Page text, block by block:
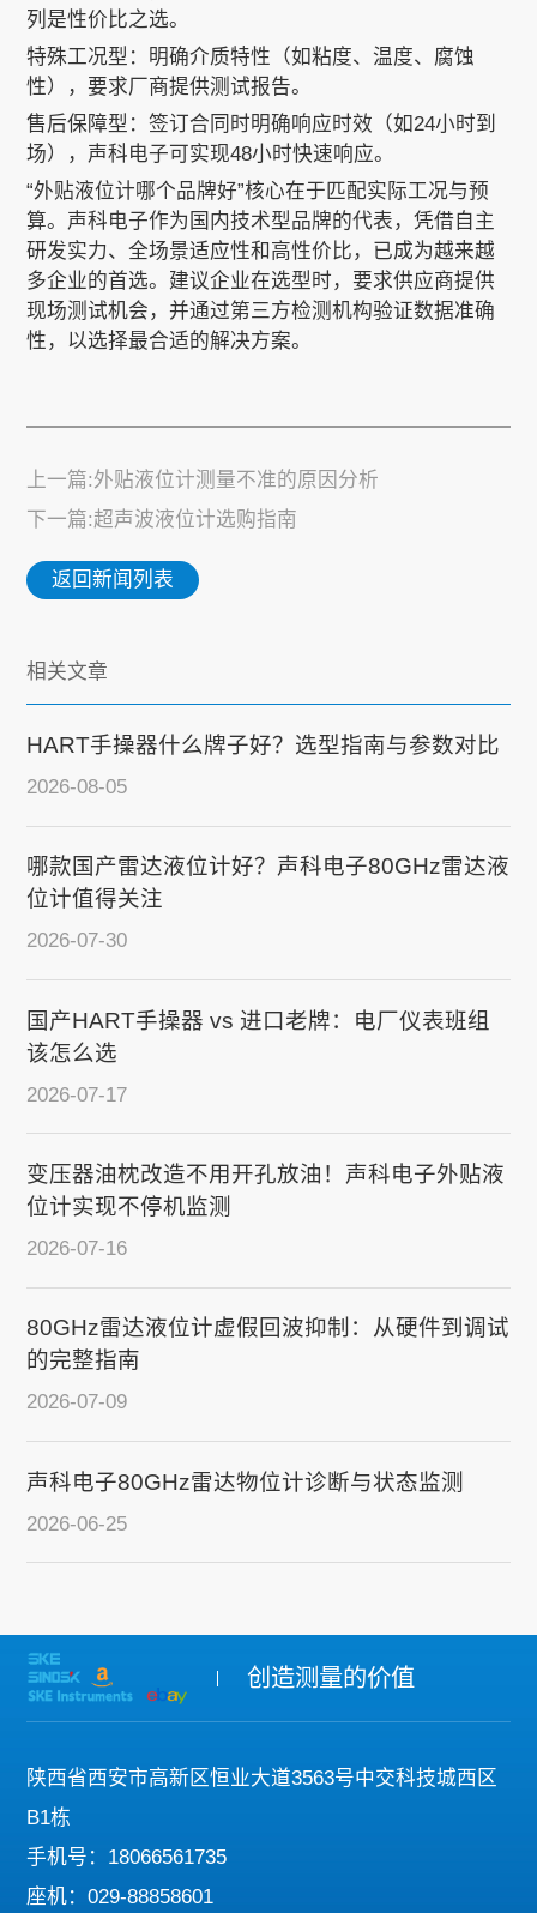
列是性价比之选。
特殊工况型：明确介质特性（如粘度、温度、腐蚀
性），要求厂商提供测试报告。
售后保障型：签订合同时明确响应时效（如24小时到
场），声科电子可实现48小时快速响应。
“外贴液位计哪个品牌好”核心在于匹配实际工况与预
算。声科电子作为国内技术型品牌的代表，凭借自主
研发实力、全场景适应性和高性价比，已成为越来越
多企业的首选。建议企业在选型时，要求供应商提供
现场测试机会，并通过第三方检测机构验证数据准确
性，以选择最合适的解决方案。
上一篇:外贴液位计测量不准的原因分析
下一篇:超声波液位计选购指南
返回新闻列表
相关文章
HART手操器什么牌子好？选型指南与参数对比
2026-08-05
哪款国产雷达液位计好？声科电子80GHz雷达液
位计值得关注
2026-07-30
国产HART手操器 vs 进口老牌：电厂仪表班组
该怎么选
2026-07-17
变压器油枕改造不用开孔放油！声科电子外贴液
位计实现不停机监测
2026-07-16
80GHz雷达液位计虚假回波抑制：从硬件到调试
的完整指南
2026-07-09
声科电子80GHz雷达物位计诊断与状态监测
2026-06-25
创造测量的价值
陕西省西安市高新区恒业大道3563号中交科技城西区
B1栋
手机号：18066561735
座机：029-88858601